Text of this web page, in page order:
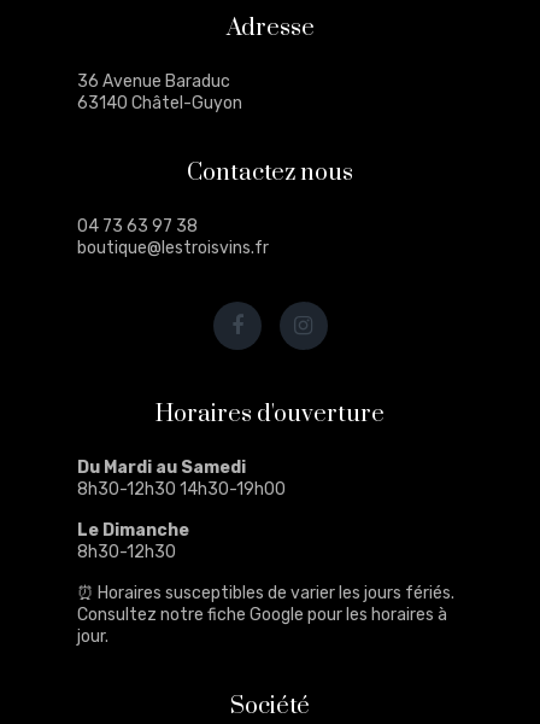
Adresse
36 Avenue Baraduc
63140 Châtel-Guyon
Contactez nous
04 73 63 97 38
boutique@lestroisvins.fr
Horaires d'ouverture
Du Mardi au Samedi
8h30-12h30 14h30-19h00
Le Dimanche
8h30-12h30
⏰ Horaires susceptibles de varier les jours fériés.
Consultez notre fiche Google pour les horaires à
jour.
Société